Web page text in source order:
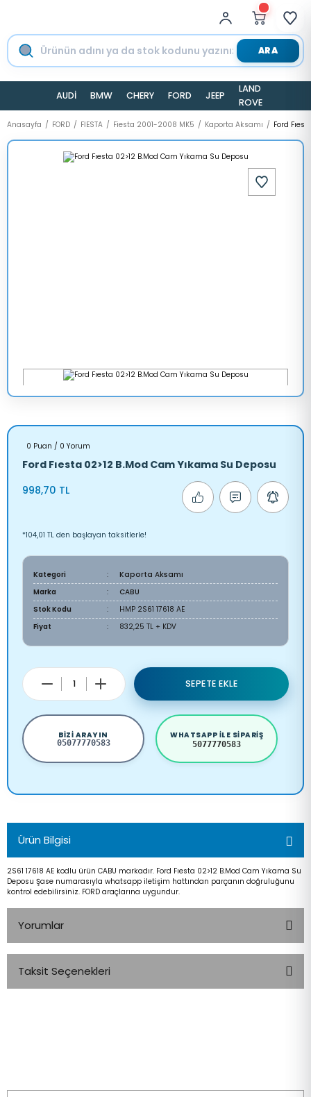
ARA
AUDİ BMW CHERY FORD JEEP
LAND
ROVER
Anasayfa FORD FİESTA Fiesta 2001-2008 MK5 Kaporta Aksamı Ford
0 Puan / 0 Yorum
Ford Fıesta 02>12 B.Mod Cam Yıkama Su Deposu
998,70 TL
*104,01 TL den başlayan taksitlerle!
Kategori
Kaporta Aksamı
Marka
CABU
Stok Kodu
HMP 2S61 17618 AE
Fiyat
832,25 TL + KDV
SEPETE EKLE
BIZI ARAYIN
05077770583
WHATSAPP ILE SIPARIŞ
5077770583
Ürün Bilgisi
2S61 17618 AE kodlu ürün CABU markadır. Ford Fıesta 02>12 B.Mod Cam Yıkama Su
Deposu Şase numarasıyla whatsapp iletişim hattından parçanın doğruluğunu
kontrol edebilirsiniz. FORD araçlarına uygundur.
Yorumlar
Taksit Seçenekleri